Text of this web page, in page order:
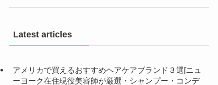
Latest articles
アメリカで買えるおすすめヘアケアブランド３選[ニュ
ーヨーク在住現役美容師が厳選・シャンプー・コンデ